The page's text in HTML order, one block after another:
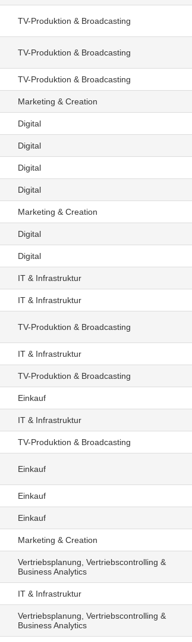
TV-Produktion & Broadcasting
TV-Produktion & Broadcasting
TV-Produktion & Broadcasting
Marketing & Creation
Digital
Digital
Digital
Digital
Marketing & Creation
Digital
Digital
IT & Infrastruktur
IT & Infrastruktur
TV-Produktion & Broadcasting
IT & Infrastruktur
TV-Produktion & Broadcasting
Einkauf
IT & Infrastruktur
TV-Produktion & Broadcasting
Einkauf
Einkauf
Einkauf
Marketing & Creation
Vertriebsplanung, Vertriebscontrolling &
Business Analytics
IT & Infrastruktur
Vertriebsplanung, Vertriebscontrolling &
Business Analytics